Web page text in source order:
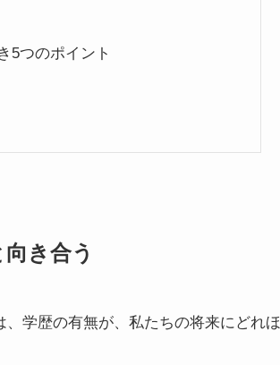
5つのポイント
き合う
学歴の有無が、私たちの将来にどれほ